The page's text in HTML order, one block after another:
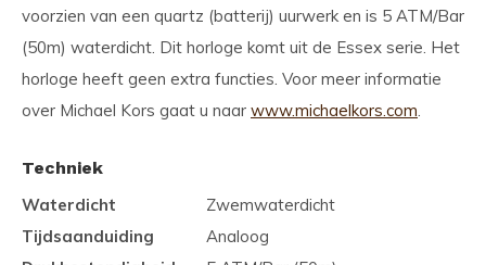
voorzien van een quartz (batterij) uurwerk en is 5 ATM/Bar
(50m) waterdicht. Dit horloge komt uit de Essex serie. Het
horloge heeft geen extra functies. Voor meer informatie
over Michael Kors gaat u naar www.michaelkors.com.
Techniek
Waterdicht
Zwemwaterdicht
Tijdsaanduiding
Analoog